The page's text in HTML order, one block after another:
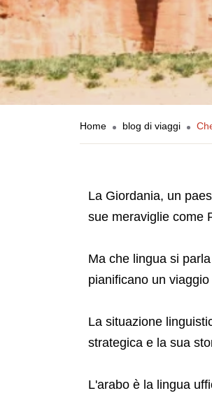
Home blog di viaggi
La Giordania, un
sue meraviglie come
Ma che lingua si
pianificano un
La situazione
strategica e la sua
L'arabo è la lingua